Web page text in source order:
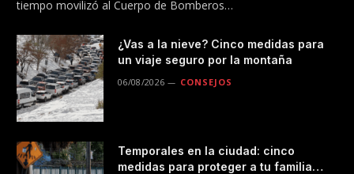
tiempo movilizó al Cuerpo de Bomberos…
¿Vas a la nieve? Cinco medidas para
un viaje seguro por la montaña
06/08/2026 CONSEJOS
Temporales en la ciudad: cinco
medidas para proteger a tu familia